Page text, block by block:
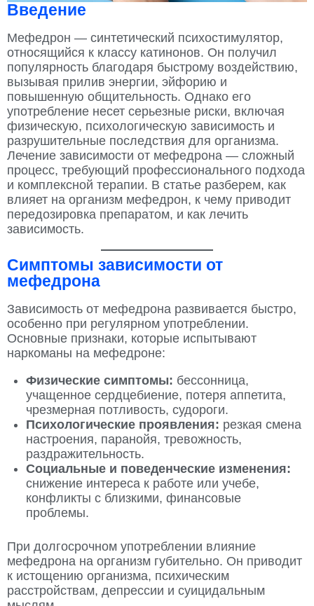
Введение
Мефедрон — синтетический психостимулятор,
относящийся к классу катинонов. Он получил
популярность благодаря быстрому воздействию,
вызывая прилив энергии, эйфорию и
повышенную общительность. Однако его
употребление несет серьезные риски, включая
физическую, психологическую зависимость и
разрушительные последствия для организма.
Лечение зависимости от мефедрона — сложный
процесс, требующий профессионального подхода
и комплексной терапии. В статье разберем, как
влияет на организм мефедрон, к чему приводит
передозировка препаратом, и как лечить
зависимость.
Симптомы зависимости от
мефедрона
Зависимость от мефедрона развивается быстро,
особенно при регулярном употреблении.
Основные признаки, которые испытывают
наркоманы на мефедроне:
Физические симптомы: бессонница,
учащенное сердцебиение, потеря аппетита,
чрезмерная потливость, судороги.
Психологические проявления: резкая смена
настроения, паранойя, тревожность,
раздражительность.
Социальные и поведенческие изменения:
снижение интереса к работе или учебе,
конфликты с близкими, финансовые
проблемы.
При долгосрочном употреблении влияние
мефедрона на организм губительно. Он приводит
к истощению организма, психическим
расстройствам, депрессии и суицидальным